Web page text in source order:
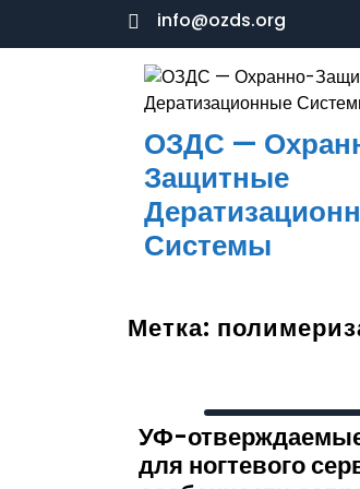
info@ozds.org
ОЗДС —
Защитные
Системы
Метка:
УФ-
для ногтевого